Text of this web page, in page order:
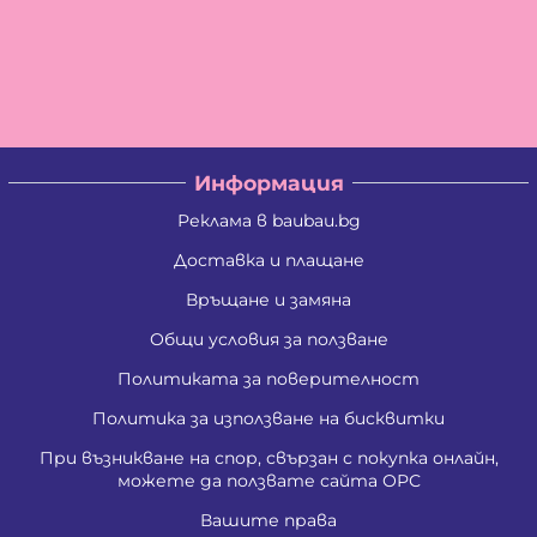
Информация
Реклама в baubau.bg
Доставка и плащане
Връщане и замяна
Общи условия за ползване
Политиката за поверителност
Политика за използване на бисквитки
При възникване на спор, свързан с покупка онлайн,
можете да ползвате сайта ОРС
Вашите права